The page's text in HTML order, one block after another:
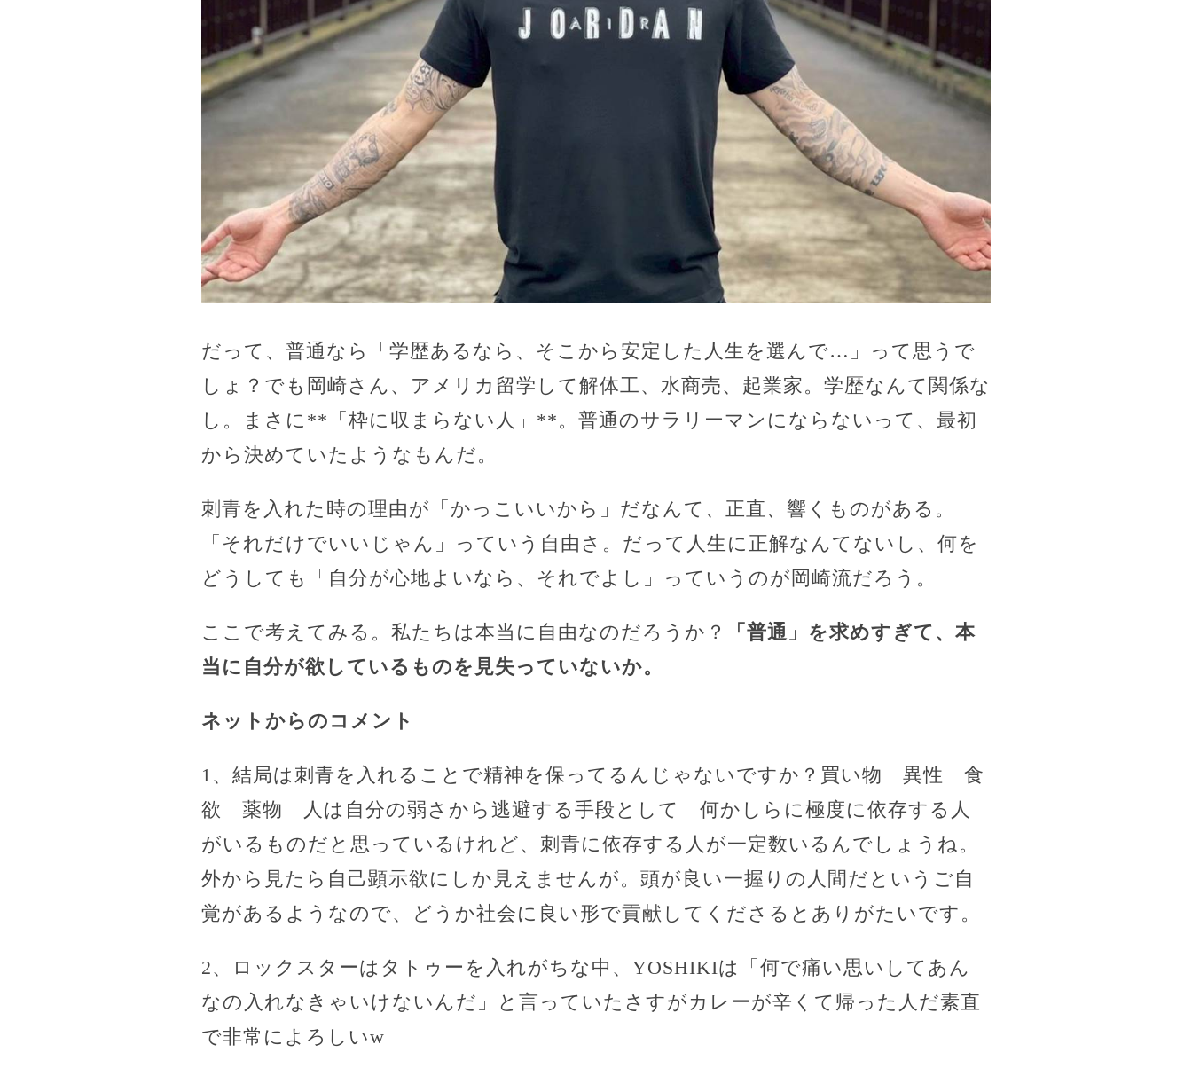
だって、普通なら「学歴あるなら、そこから安定した人生を選んで…」って思うで
しょ？でも岡崎さん、アメリカ留学して解体工、水商売、起業家。学歴なんて関係な
し。まさに**「枠に収まらない人」**。普通のサラリーマンにならないって、最初
から決めていたようなもんだ。
刺青を入れた時の理由が「かっこいいから」だなんて、正直、響くものがある。
「それだけでいいじゃん」っていう自由さ。だって人生に正解なんてないし、何を
どうしても「自分が心地よいなら、それでよし」っていうのが岡崎流だろう。
ここで考えてみる。私たちは本当に自由なのだろうか？
「普通」を求めすぎて、本
当に自分が欲しているものを見失っていないか。
ネットからのコメント
1、結局は刺青を入れることで精神を保ってるんじゃないですか？買い物 異性 食
欲 薬物 人は自分の弱さから逃避する手段として 何かしらに極度に依存する人
がいるものだと思っているけれど、刺青に依存する人が一定数いるんでしょうね。
外から見たら自己顕示欲にしか見えませんが。頭が良い一握りの人間だというご自
覚があるようなので、どうか社会に良い形で貢献してくださるとありがたいです。
2、ロックスターはタトゥーを入れがちな中、YOSHIKIは「何で痛い思いしてあん
なの入れなきゃいけないんだ」と言っていたさすがカレーが辛くて帰った人だ素直
で非常によろしいw